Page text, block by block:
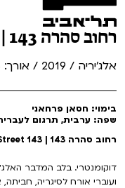
רחוב סהרה 143 | קולנוע אפריקאי
אלג'יריה / 2019 / אורך: 148
בימוי: חסאן פרחאני
שפה: ערבית, תרגום
רחוב סהרה 143 | 143 Sahara Street
דוקומנטרי. בלב המדבר
ועוברי אורח לסיגריה,